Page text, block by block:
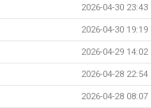
2026-04-30 23:43
2026-04-30 19:19
2026-04-29 14:02
2026-04-28 22:54
2026-04-28 08:07